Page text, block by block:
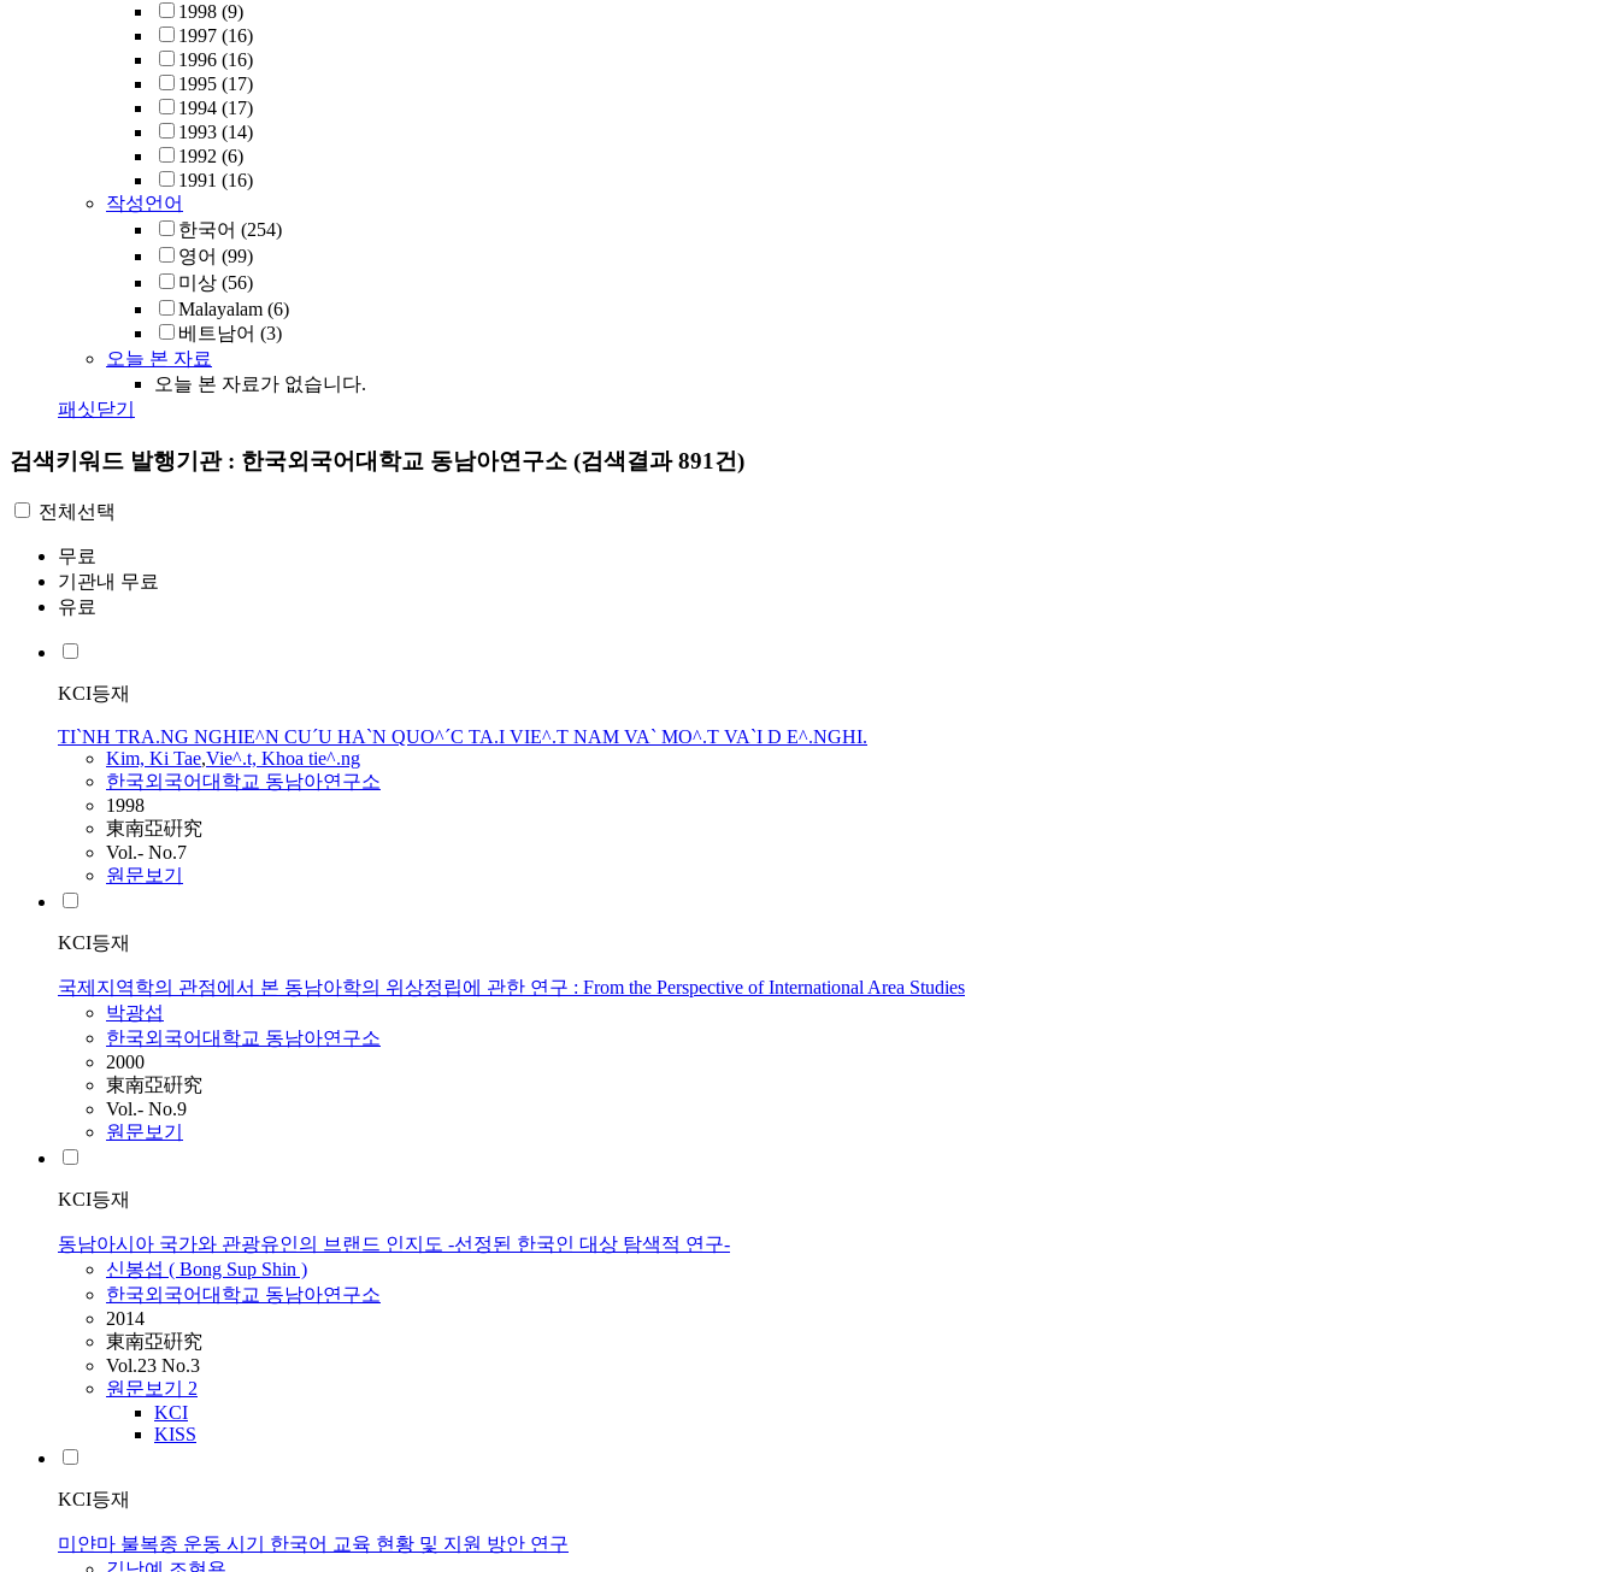
1998 (9)
1997 (16)
1996 (16)
1995 (17)
1994 (17)
1993 (14)
1992 (6)
1991 (16)
작성언어
한국어 (254)
영어 (99)
미상 (56)
Malayalam (6)
베트남어 (3)
오늘 본 자료
오늘 본 자료가 없습니다.
패싯닫기
검색키워드 발행기관 : 한국외국어대학교 동남아연구소 (검색결과 891건)
전체선택
무료
기관내 무료
유료
KCI등재
TI`NH TRA.NG NGHIE^N CU´U HA`N QUO^´C TA.I VIE^.T NAM VA` MO^.T VA`I D E^.NGHI.
Kim, Ki Tae,Vie^.t, Khoa tie^.ng
한국외국어대학교 동남아연구소
1998
東南亞硏究
Vol.- No.7
원문보기
KCI등재
국제지역학의 관점에서 본 동남아학의 위상정립에 관한 연구 : From the Perspective of International Area Studies
박광섭
한국외국어대학교 동남아연구소
2000
東南亞硏究
Vol.- No.9
원문보기
KCI등재
동남아시아 국가와 관광유인의 브랜드 인지도 -선정된 한국인 대상 탐색적 연구-
신봉섭 ( Bong Sup Shin )
한국외국어대학교 동남아연구소
2014
東南亞硏究
Vol.23 No.3
원문보기 2
KCI
KISS
KCI등재
미얀마 불복종 운동 시기 한국어 교육 현황 및 지원 방안 연구